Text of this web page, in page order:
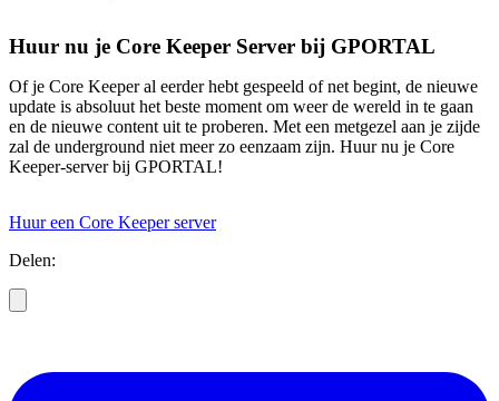
Huur nu je Core Keeper Server bij GPORTAL
Of je Core Keeper al eerder hebt gespeeld of net begint, de nieuwe
update is absoluut het beste moment om weer de wereld in te gaan
en de nieuwe content uit te proberen. Met een metgezel aan je zijde
zal de underground niet meer zo eenzaam zijn. Huur nu je Core
Keeper-server bij GPORTAL!
Huur een Core Keeper server
Delen: